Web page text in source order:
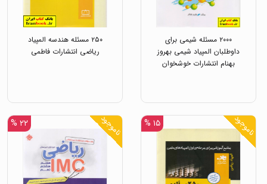
۲۰۰۰ مسئله شیمی برای
داوطلبان المپیاد شیمی بهروز
بهنام انتشارات خوشخوان
۲۵۰ مسئله هندسه المپیاد
ریاضی انتشارات فاطمی
ناموجود ۱۵ % ناموجود ۲۲ %